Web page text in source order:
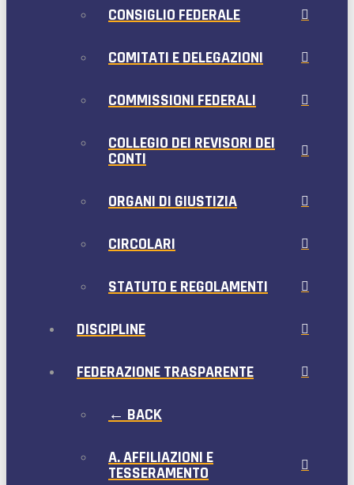
CONSIGLIO FEDERALE
COMITATI E DELEGAZIONI
COMMISSIONI FEDERALI
COLLEGIO DEI REVISORI DEI
CONTI
ORGANI DI GIUSTIZIA
CIRCOLARI
STATUTO E REGOLAMENTI
DISCIPLINE
FEDERAZIONE TRASPARENTE
← BACK
A. AFFILIAZIONI E
TESSERAMENTO